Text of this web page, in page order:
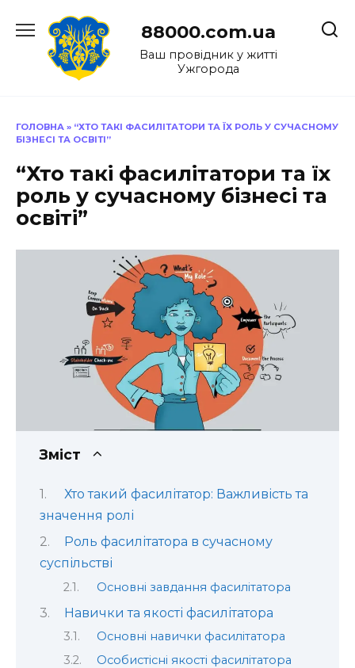
до
88000.com.ua
Ваш провідник у житті
Ужгорода
ГОЛОВНА » “ХТО ТАКІ ФАСИЛІТАТОРИ ТА ЇХ РОЛЬ У СУЧАСНОМУ
БІЗНЕСІ ТА ОСВІТІ”
“Хто такі фасилітатори та їх
роль у сучасному бізнесі та
освіті”
Зміст
Хто такий фасилітатор: Важливість та
значення ролі
Роль фасилітатора в сучасному
суспільстві
Основні завдання фасилітатора
Навички та якості фасилітатора
Основні навички фасилітатора
Особистісні якості фасилітатора